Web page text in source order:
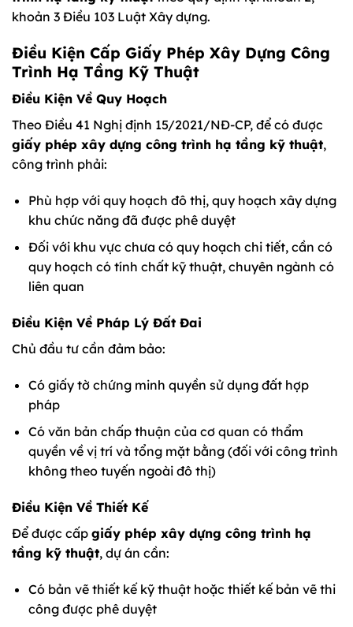
khoản 3 Điều 103 Luật Xây dựng.
Điều Kiện Cấp Giấy Phép Xây Dựng Công
Trình Hạ Tầng Kỹ Thuật
Điều Kiện Về Quy Hoạch
Theo Điều 41 Nghị định 15/2021/NĐ-CP, để có được
giấy phép xây dựng công trình hạ tầng kỹ thuật,
công trình phải:
Phù hợp với quy hoạch đô thị, quy hoạch xây dựng
khu chức năng đã được phê duyệt
Đối với khu vực chưa có quy hoạch chi tiết, cần có
quy hoạch có tính chất kỹ thuật, chuyên ngành có
liên quan
Điều Kiện Về Pháp Lý Đất Đai
Chủ đầu tư cần đảm bảo:
Có giấy tờ chứng minh quyền sử dụng đất hợp
pháp
Có văn bản chấp thuận của cơ quan có thẩm
quyền về vị trí và tổng mặt bằng (đối với công trình
không theo tuyến ngoài đô thị)
Điều Kiện Về Thiết Kế
Để được cấp giấy phép xây dựng công trình hạ
tầng kỹ thuật, dự án cần:
Có bản vẽ thiết kế kỹ thuật hoặc thiết kế bản vẽ thi
công được phê duyệt